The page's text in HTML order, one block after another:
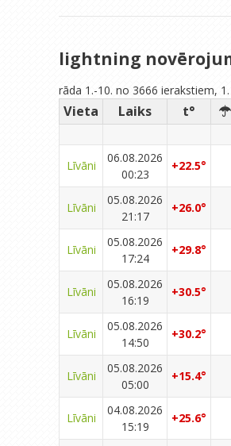
lightning
rāda 1.-10. no 3666 ierakstiem,
Vieta Laiks t°
Līvāni
06.08.2026
00:23
+22.5°
Līvāni
05.08.2026
21:17
+26.0°
Līvāni
05.08.2026
17:24
+29.8°
Līvāni
05.08.2026
16:19
+30.5°
Līvāni
05.08.2026
14:50
+30.2°
Līvāni
05.08.2026
05:00
+15.4°
Līvāni
04.08.2026
15:19
+25.6°